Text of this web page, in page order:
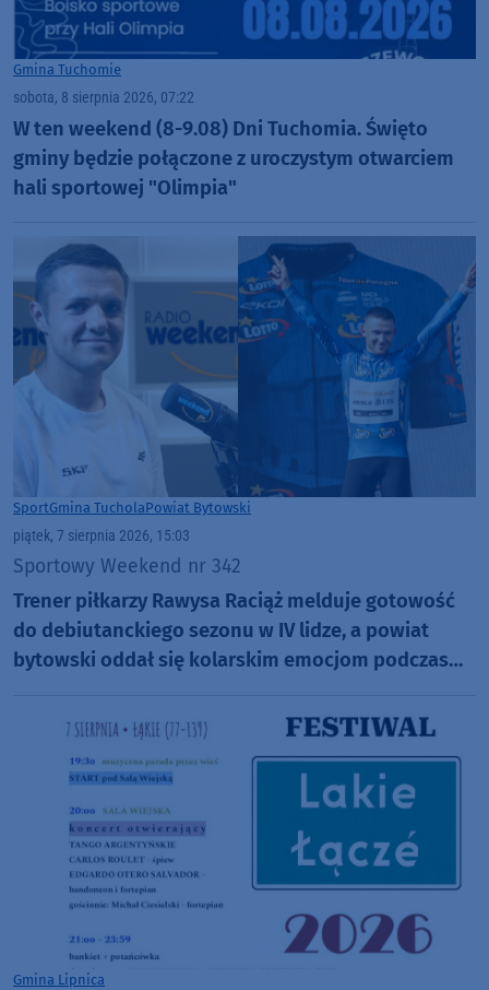
Gmina Tuchomie
sobota, 8 sierpnia 2026, 07:22
W ten weekend (8-9.08) Dni Tuchomia. Święto
gminy będzie połączone z uroczystym otwarciem
hali sportowej "Olimpia"
SportGmina TucholaPowiat Bytowski
piątek, 7 sierpnia 2026, 15:03
Sportowy Weekend nr 342
Trener piłkarzy Rawysa Raciąż melduje gotowość
do debiutanckiego sezonu w IV lidze, a powiat
bytowski oddał się kolarskim emocjom podczas
Gmina Lipnica